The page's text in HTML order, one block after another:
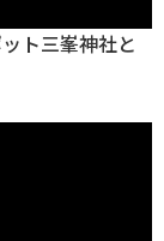
ト三峯神社と